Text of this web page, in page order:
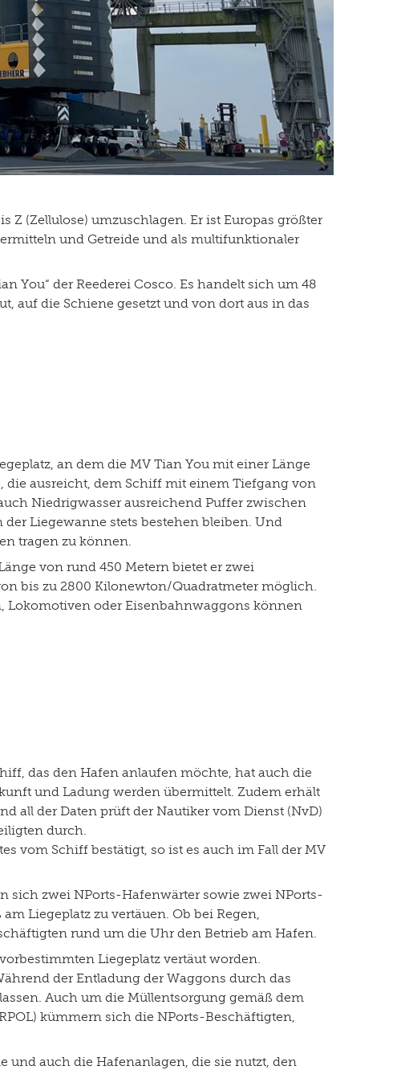
Z (Zellulose) umzuschlagen. Er ist Europas größter
und Getreide und als multifunktionaler
You“ der Reederei Cosco. Es handelt sich um 48
auf die Schiene gesetzt und von dort aus in das
an dem die MV Tian You mit einer Länge
die ausreicht, dem Schiff mit einem Tiefgang von
Niedrigwasser ausreichend Puffer zwischen
Liegewanne stets bestehen bleiben. Und
tragen zu können.
von rund 450 Metern bietet er zwei
bis zu 2800 Kilonewton/Quadratmeter möglich.
Lokomotiven oder Eisenbahnwaggons können
das den Hafen anlaufen möchte, hat auch die
und Ladung werden übermittelt. Zudem erhält
all der Daten prüft der Nautiker vom Dienst (NvD)
durch.
vom Schiff bestätigt, so ist es auch im Fall der MV
sich zwei NPorts-Hafenwärter sowie zwei NPorts-
Liegeplatz zu vertäuen. Ob bei Regen,
rund um die Uhr den Betrieb am Hafen.
Liegeplatz vertäut worden.
der Entladung der Waggons durch das
Auch um die Müllentsorgung gemäß dem
kümmern sich die NPorts-Beschäftigten,
und auch die Hafenanlagen, die sie nutzt, den